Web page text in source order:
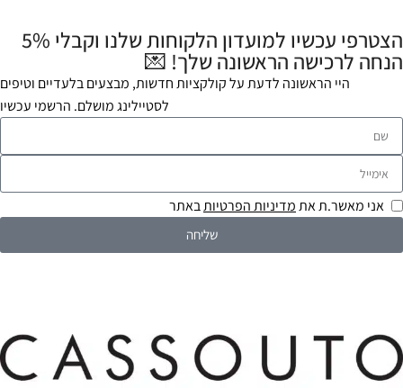
הצטרפי עכשיו למועדון הלקוחות שלנו וקבלי 5%
הנחה לרכישה הראשונה שלך! 💌
היי הראשונה לדעת על קולקציות חדשות, מבצעים בלעדיים וטיפים
לסטיילינג מושלם. הרשמי עכשיו
אני מאשר.ת אתמדיניות הפרטיותבאתר
שליחה